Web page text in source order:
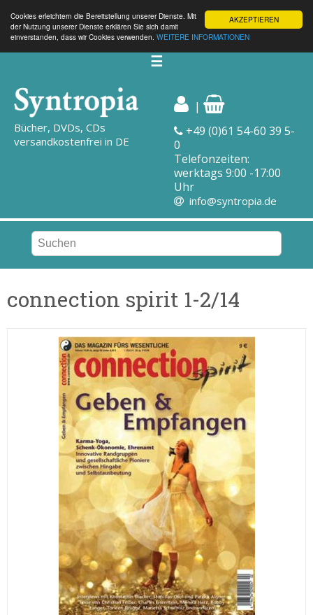
AKZEPTIEREN
Cookies erleichtern die Bereitstellung unserer Dienste. Mit
der Nutzung unserer Dienste erklären Sie sich damit
einverstanden, dass wir Cookies verwenden. WEITERE INFORMATIONEN
☰
Bücher, DVDs, CDs
versandkostenfrei in DE
|
+49 (0)61 54-60 39 5-
0
Telefonzeiten:
werktags 9:00 -17:00
Uhr
info@syntropia.de
connection spirit 1-2/14